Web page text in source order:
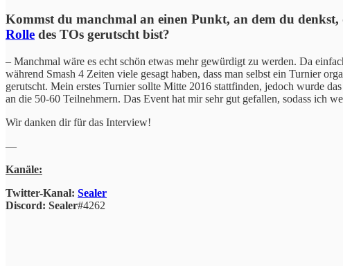
Kommst du manchmal an einen Punkt, an dem du
Rolle des TOs gerutscht bist?
– Manchmal wäre es echt schön etwas mehr gewürdigt zu werden. Da
während Smash 4 Zeiten viele gesagt haben, dass man selbst ein Turnier
gerutscht. Mein erstes Turnier sollte Mitte 2016 stattfinden, jedoch wurde
an die 50-60 Teilnehmern. Das Event hat mir sehr gut gefallen, sodass ich
Wir danken dir für das Interview!
—
Kanäle:
Twitter-Kanal: Sealer
Discord: Sealer#4262